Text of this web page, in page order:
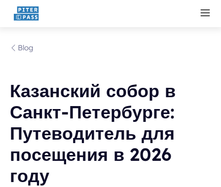
Blog
Казанский собор в
Санкт-Петербурге:
Путеводитель для
посещения в 2026
году